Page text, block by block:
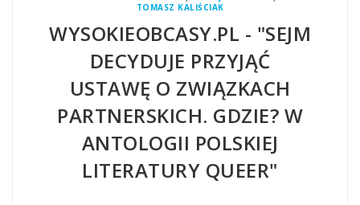
TOMASZ KALIŚCIAK
WYSOKIEOBCASY.PL - "SEJM
DECYDUJE PRZYJĄĆ
USTAWĘ O ZWIĄZKACH
PARTNERSKICH. GDZIE? W
ANTOLOGII POLSKIEJ
LITERATURY QUEER"